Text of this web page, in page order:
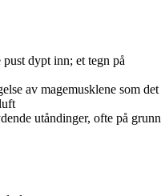
dypt inn; et tegn på
av magemusklene som det
utåndinger, ofte på grunn